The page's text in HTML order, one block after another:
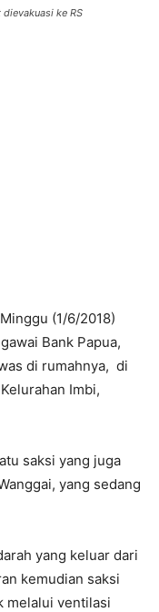
ke RS
(1/6/2018)
Bank Papua,
di rumahnya, di
Imbi,
saksi yang juga
yang sedang
yang keluar dari
kemudian saksi
melalui ventilasi